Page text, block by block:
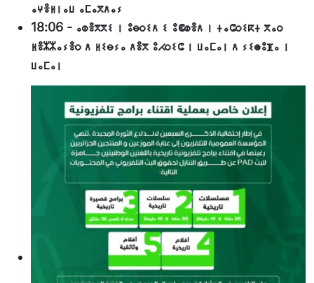
ⴰⵖⴻⵍⵏⴰⵡ ⴰⵎⴰⴳⴷⴰⵢ
18:06 - ⴰⵀⴻⴳⴳⵉ ⵏ ⵓⴱⵔⵉⴷ ⵉ ⵓⵞⵀⴻⴷ ⵏ ⵜⴰⵛⵔⵉⴽⵜ ⴳⴰⵔ
ⵍⴻⵣⵣⴰⵢⴻⵔ ⴷ ⵍⵉⴱⵢⴰ ⴷⴻⴳ ⵓⵃⵔⵉⵛ ⵏ ⵡⴰⵎⴰⵏ ⴷ ⵢⵉⵙⵓⴼⴰ ⵏ
ⵡⴰⵎⴰⵏ